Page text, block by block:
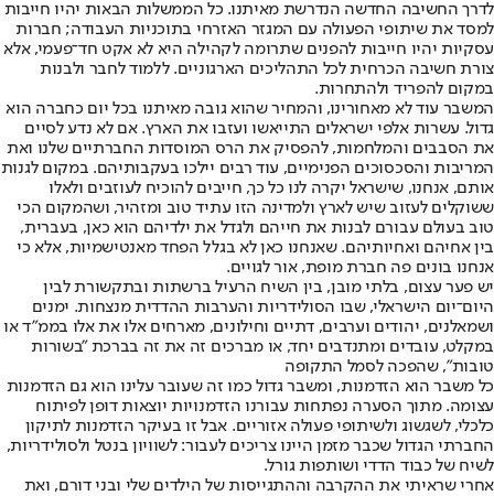
לדרך החשיבה החדשה הנדרשת מאיתנו. כל הממשלות הבאות יהיו חייבות
למסד את שיתופי הפעולה עם המגזר האזרחי בתוכניות העבודה; חברות
עסקיות יהיו חייבות להפנים שתרומה לקהילה היא לא אקט חד־פעמי, אלא
צורת חשיבה הכרחית לכל התהליכים הארגוניים. ללמוד לחבר ולבנות
במקום להפריד ולהתחרות.
המשבר עוד לא מאחורינו, והמחיר שהוא גובה מאיתנו בכל יום כחברה הוא
גדול. עשרות אלפי ישראלים התייאשו ועזבו את הארץ. אם לא נדע לסיים
את הסבבים והמלחמות, להפסיק את הרס המוסדות החברתיים שלנו ואת
המריבות והסכסוכים הפנימיים, עוד רבים יילכו בעקבותיהם. במקום לגנות
אותם, אנחנו, שישראל יקרה לנו כל כך, חייבים להוכיח לעוזבים ולאלו
ששוקלים לעזוב שיש לארץ ולמדינה הזו עתיד טוב ומזהיר, ושהמקום הכי
טוב בעולם עבורם לבנות את חייהם ולגדל את ילדיהם הוא כאן, בעברית,
בין אחיהם ואחיותיהם. שאנחנו כאן לא בגלל הפחד מאנטישמיות, אלא כי
אנחנו בונים פה חברת מופת, אור לגויים.
יש פער עצום, בלתי מובן, בין השיח הרעיל ברשתות ובתקשורת לבין
היום־יום הישראלי, שבו הסולידריות והערבות ההדדית מנצחות. ימנים
ושמאלנים, יהודים וערבים, דתיים וחילונים, מארחים אלו את אלו בממ"ד או
במקלט, עובדים ומתנדבים יחד, או מברכים זה את זה בברכת "בשורות
טובות", שהפכה לסמל התקופה
כל משבר הוא הזדמנות, ומשבר גדול כמו זה שעובר עלינו הוא גם הזדמנות
עצומה. מתוך הסערה נפתחות עבורנו הזדמנויות יוצאות דופן לפיתוח
כלכלי, לשגשוג ולשיתופי פעולה אזוריים. אבל זו בעיקר הזדמנות לתיקון
החברתי הגדול שכבר מזמן היינו צריכים לעבור: לשוויון בנטל ולסולידריות,
לשיח של כבוד הדדי ושותפות גורל.
אחרי שראיתי את ההקרבה וההתגייסות של הילדים שלי ובני דורם, ואת